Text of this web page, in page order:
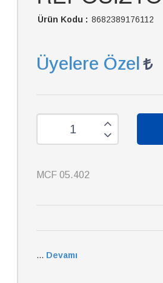
Ürün Kodu : 8682389176112
Üyelere Özel
MCF 05.402
... Devamı